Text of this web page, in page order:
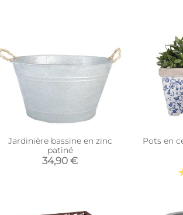
Jardinière bassine en zinc
patiné
34,90 €
Pots en